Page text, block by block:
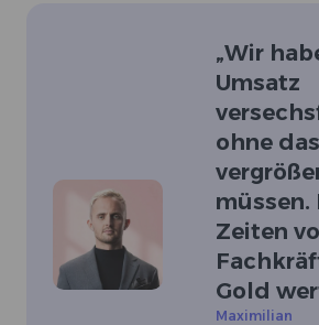
„Wir
Umsatz
ohne
müssen.
Zeiten
Gold
Maximilian